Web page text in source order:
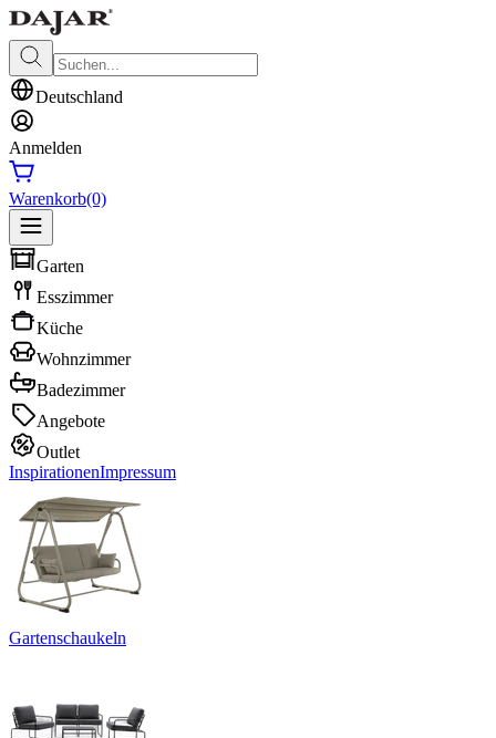
Deutschland
Anmelden
Warenkorb(0)
Garten
Esszimmer
Küche
Wohnzimmer
Badezimmer
Angebote
Outlet
InspirationenImpressum
Gartenschaukeln